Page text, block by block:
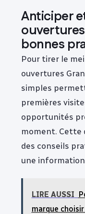
Anticiper
bonnes
Pour tirer le
ouvertures
simples
premières
opportunités
moment. Cette
des conseils
une
LIRE AUSSI
marque